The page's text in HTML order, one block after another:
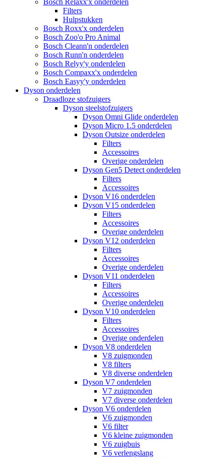
Bosch Relaxx'x onderdelen
Filters
Hulpstukken
Bosch Roxx'x onderdelen
Bosch Zoo'o Pro Animal
Bosch Cleann'n onderdelen
Bosch Runn'n onderdelen
Bosch Relyy'y onderdelen
Bosch Compaxx'x onderdelen
Bosch Easyy'y onderdelen
Dyson onderdelen
Draadloze stofzuigers
Dyson steelstofzuigers
Dyson Omni Glide onderdelen
Dyson Micro 1.5 onderdelen
Dyson Outsize onderdelen
Filters
Accessoires
Overige onderdelen
Dyson Gen5 Detect onderdelen
Filters
Accessoires
Dyson V16 onderdelen
Dyson V15 onderdelen
Filters
Accessoires
Overige onderdelen
Dyson V12 onderdelen
Filters
Accessoires
Overige onderdelen
Dyson V11 onderdelen
Filters
Accessoires
Overige onderdelen
Dyson V10 onderdelen
Filters
Accessoires
Overige onderdelen
Dyson V8 onderdelen
V8 zuigmonden
V8 filters
V8 diverse onderdelen
Dyson V7 onderdelen
V7 zuigmonden
V7 diverse onderdelen
Dyson V6 onderdelen
V6 zuigmonden
V6 filter
V6 kleine zuigmonden
V6 zuigbuis
V6 verlengslang